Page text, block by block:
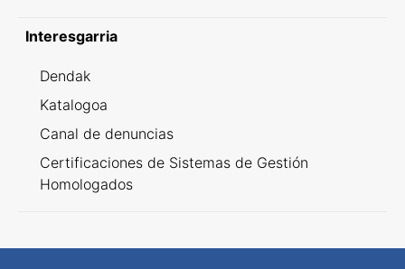
Interesgarria
Dendak
Katalogoa
Canal de denuncias
Certificaciones de Sistemas de Gestión
Homologados